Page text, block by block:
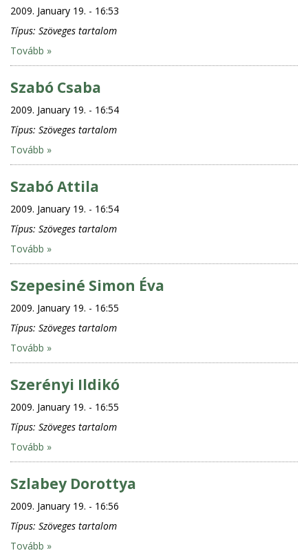
2009. January 19. - 16:53
Típus: Szöveges tartalom
Tovább »
Szabó Csaba
2009. January 19. - 16:54
Típus: Szöveges tartalom
Tovább »
Szabó Attila
2009. January 19. - 16:54
Típus: Szöveges tartalom
Tovább »
Szepesiné Simon Éva
2009. January 19. - 16:55
Típus: Szöveges tartalom
Tovább »
Szerényi Ildikó
2009. January 19. - 16:55
Típus: Szöveges tartalom
Tovább »
Szlabey Dorottya
2009. January 19. - 16:56
Típus: Szöveges tartalom
Tovább »